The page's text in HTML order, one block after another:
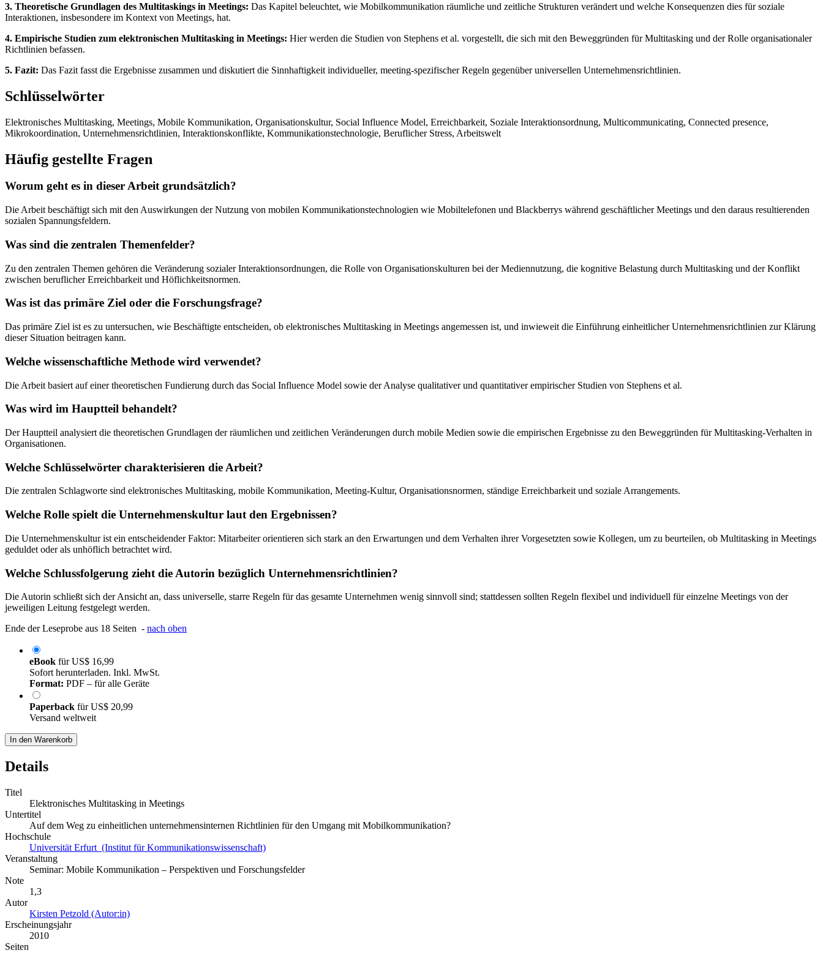
3. Theoretische Grundlagen des Multitaskings in Meetings: Das Kapitel beleuchtet, wie Mobilkommunikation räumliche und zeitliche Strukturen verändert und welche Konsequenzen dies für soziale
Interaktionen, insbesondere im Kontext von Meetings, hat.
4. Empirische Studien zum elektronischen Multitasking in Meetings: Hier werden die Studien von Stephens et al. vorgestellt, die sich mit den Beweggründen für Multitasking und der Rolle organisationaler
Richtlinien befassen.
5. Fazit: Das Fazit fasst die Ergebnisse zusammen und diskutiert die Sinnhaftigkeit individueller, meeting-spezifischer Regeln gegenüber universellen Unternehmensrichtlinien.
Schlüsselwörter
Elektronisches Multitasking, Meetings, Mobile Kommunikation, Organisationskultur, Social Influence Model, Erreichbarkeit, Soziale Interaktionsordnung, Multicommunicating, Connected presence,
Mikrokoordination, Unternehmensrichtlinien, Interaktionskonflikte, Kommunikationstechnologie, Beruflicher Stress, Arbeitswelt
Häufig gestellte Fragen
Worum geht es in dieser Arbeit grundsätzlich?
Die Arbeit beschäftigt sich mit den Auswirkungen der Nutzung von mobilen Kommunikationstechnologien wie Mobiltelefonen und Blackberrys während geschäftlicher Meetings und den daraus resultierenden
sozialen Spannungsfeldern.
Was sind die zentralen Themenfelder?
Zu den zentralen Themen gehören die Veränderung sozialer Interaktionsordnungen, die Rolle von Organisationskulturen bei der Mediennutzung, die kognitive Belastung durch Multitasking und der Konflikt
zwischen beruflicher Erreichbarkeit und Höflichkeitsnormen.
Was ist das primäre Ziel oder die Forschungsfrage?
Das primäre Ziel ist es zu untersuchen, wie Beschäftigte entscheiden, ob elektronisches Multitasking in Meetings angemessen ist, und inwieweit die Einführung einheitlicher Unternehmensrichtlinien zur Klärung
dieser Situation beitragen kann.
Welche wissenschaftliche Methode wird verwendet?
Die Arbeit basiert auf einer theoretischen Fundierung durch das Social Influence Model sowie der Analyse qualitativer und quantitativer empirischer Studien von Stephens et al.
Was wird im Hauptteil behandelt?
Der Hauptteil analysiert die theoretischen Grundlagen der räumlichen und zeitlichen Veränderungen durch mobile Medien sowie die empirischen Ergebnisse zu den Beweggründen für Multitasking-Verhalten in
Organisationen.
Welche Schlüsselwörter charakterisieren die Arbeit?
Die zentralen Schlagworte sind elektronisches Multitasking, mobile Kommunikation, Meeting-Kultur, Organisationsnormen, ständige Erreichbarkeit und soziale Arrangements.
Welche Rolle spielt die Unternehmenskultur laut den Ergebnissen?
Die Unternehmenskultur ist ein entscheidender Faktor: Mitarbeiter orientieren sich stark an den Erwartungen und dem Verhalten ihrer Vorgesetzten sowie Kollegen, um zu beurteilen, ob Multitasking in Meetings
geduldet oder als unhöflich betrachtet wird.
Welche Schlussfolgerung zieht die Autorin bezüglich Unternehmensrichtlinien?
Die Autorin schließt sich der Ansicht an, dass universelle, starre Regeln für das gesamte Unternehmen wenig sinnvoll sind; stattdessen sollten Regeln flexibel und individuell für einzelne Meetings von der
jeweiligen Leitung festgelegt werden.
Ende der Leseprobe aus 18 Seiten - nach oben
eBook fürUS$ 16,99
Sofort herunterladen. Inkl. MwSt.
Format: PDF – für alle Geräte
Paperback fürUS$ 20,99
Versand weltweit
In den Warenkorb
Details
Titel
Elektronisches Multitasking in Meetings
Untertitel
Auf dem Weg zu einheitlichen unternehmensinternen Richtlinien für den Umgang mit Mobilkommunikation?
Hochschule
Universität Erfurt (Institut für Kommunikationswissenschaft)
Veranstaltung
Seminar: Mobile Kommunikation – Perspektiven und Forschungsfelder
Note
1,3
Autor
Kirsten Petzold (Autor:in)
Erscheinungsjahr
2010
Seiten